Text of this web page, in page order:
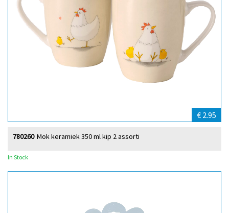
€ 2.95
Mok keramiek 350 ml kip 2 assorti
780260
In Stock